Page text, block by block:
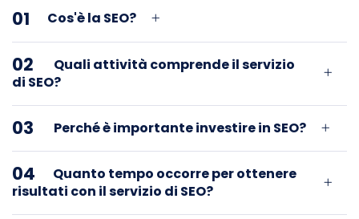
01 Cos'è la SEO?
02
Quali attività comprende il servizio
di SEO?
03 Perché è importante investire in SEO?
04
Quanto tempo occorre per ottenere
risultati con il servizio di SEO?